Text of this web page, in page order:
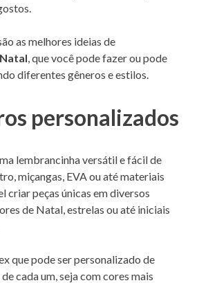
as melhores ideias de
, que você pode fazer ou pode
diferentes gêneros e estilos.
personalizados
lembrancinha versátil e fácil de
miçangas, EVA ou até materiais
criar peças únicas em diversos
de Natal, estrelas ou até iniciais
que pode ser personalizado de
cada um, seja com cores mais